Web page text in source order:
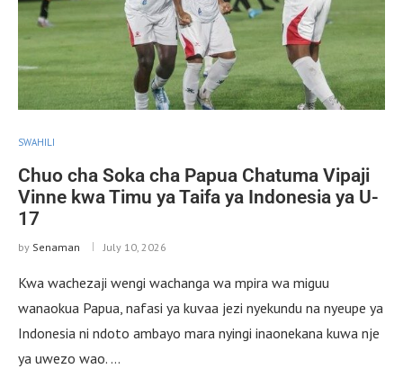
SWAHILI
Chuo cha Soka cha Papua Chatuma Vipaji
Vinne kwa Timu ya Taifa ya Indonesia ya U-
17
by Senaman July 10, 2026
Kwa wachezaji wengi wachanga wa mpira wa miguu
wanaokua Papua, nafasi ya kuvaa jezi nyekundu na nyeupe ya
Indonesia ni ndoto ambayo mara nyingi inaonekana kuwa nje
ya uwezo wao. …